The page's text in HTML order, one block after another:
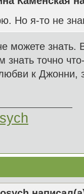
Но я-то не
можете знать.
знать точно
к Джонни,